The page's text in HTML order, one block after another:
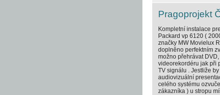
Pragoprojekt
Kompletní instalace
Packard vp 6120 (
značky MW Movielux
doplněno perfektním
možno přehrávat
videorekordéru jak při
TV signálu . Jestliže
audiovizuální
celého systému
zákazníka ) u stropu